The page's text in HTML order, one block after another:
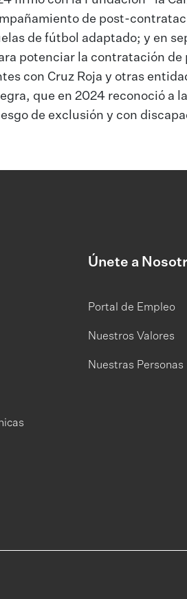
de post-
de fútbol adaptado; y en
potenciar la contratación de
con Cruz Roja y otras
que en 2024 reconoció a
de exclusión y con
Únete a
Portal de Empleo
Nuestros Valores
Nuestras Personas